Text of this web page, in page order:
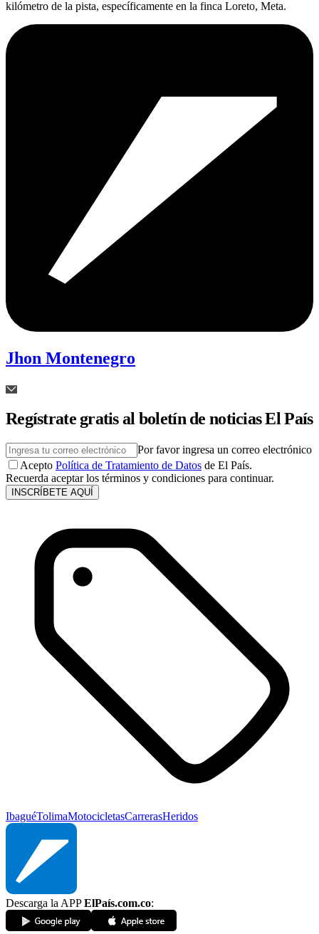
kilómetro de la pista, específicamente en la finca Loreto, Meta.
Jhon Montenegro
Regístrate gratis al boletín de noticias El País
Por favor ingresa un correo electrónico
Acepto Política de Tratamiento de Datos de El País.
Recuerda aceptar los términos y condiciones para continuar.
INSCRÍBETE AQUÍ
IbaguéTolimaMotocicletasCarrerasHeridos
Descarga la APPElPaís.com.co: